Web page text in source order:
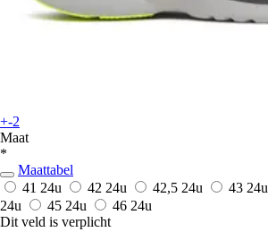
+-2
Maat
*
Maattabel
41 24u 42 24u 42,5 24u 43 24u
24u
45 24u 46 24u
Dit veld is verplicht